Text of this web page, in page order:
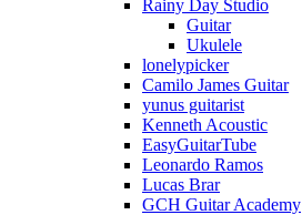
Rainy Day Studio
Guitar
Ukulele
lonelypicker
Camilo James Guitar
yunus guitarist
Kenneth Acoustic
EasyGuitarTube
Leonardo Ramos
Lucas Brar
GCH Guitar Academy